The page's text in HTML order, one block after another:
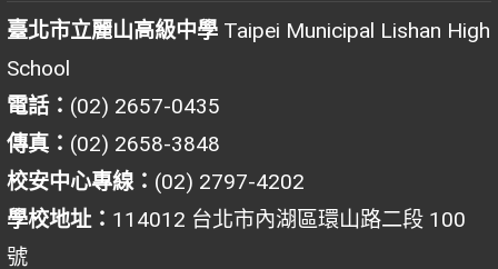
臺北市立麗山高級中學 Taipei Municipal Lishan High
School
電話： (02) 2657-0435
傳真： (02) 2658-3848
校安中心專線： (02) 2797-4202
學校地址： 114012 台北市內湖區環山路二段 100
號